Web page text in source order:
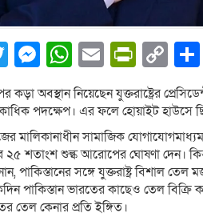
Twitter
Messenger
WhatsApp
Email
কড়া অবস্থান নিয়েছেন যুক্তরাষ্ট্রের
পদক্ষেপ। এর ফলে হোয়াইট হাউসে
মালিকানাধীন সামাজিক
শতাংশ শুল্ক আরোপের ঘোষণা দেন।
পাকিস্তানের সঙ্গে যুক্তরাষ্ট্র বিশাল
পাকিস্তান ভারতের কাছেও তেল বিক্রি
তেল কেনার প্রতি ইঙ্গিত।